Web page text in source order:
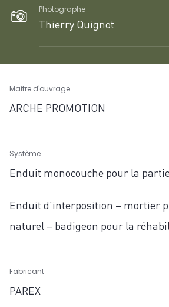
Photographe
Thierry Quignot
Maitre d'ouvrage
ARCHE PROMOTION
Système
Enduit monocouche pour la
Enduit d’interposition – mortier
naturel – badigeon pour la
Fabricant
PAREX